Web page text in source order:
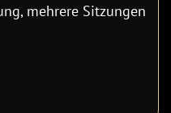
mehrere Sitzungen